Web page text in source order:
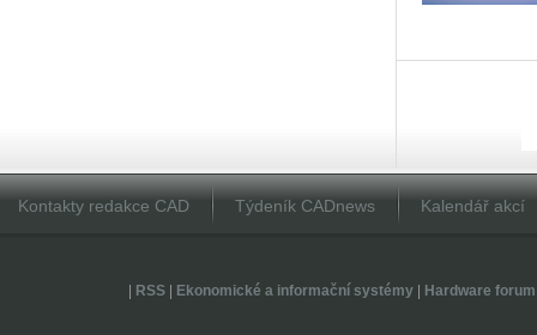
Kontakty redakce CAD Týdeník CADnews Kalendář akcí
RSS| Ekonomické a informační systémy| Hardware forum